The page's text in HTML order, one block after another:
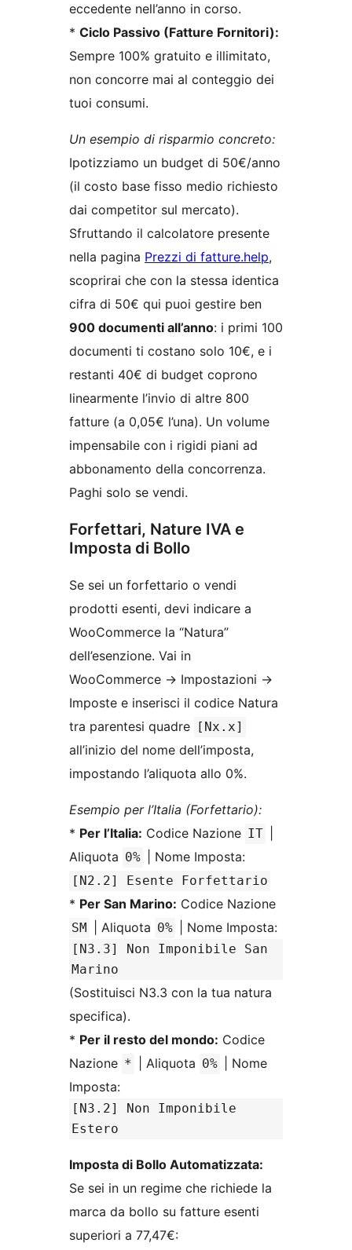
eccedente nell’anno in corso.
* Ciclo Passivo (Fatture Fornitori):
Sempre 100% gratuito e illimitato,
non concorre mai al conteggio dei
tuoi consumi.
Un esempio di risparmio concreto:
Ipotizziamo un budget di 50€/anno
(il costo base fisso medio richiesto
dai competitor sul mercato).
Sfruttando il calcolatore presente
nella pagina Prezzi di fatture.help,
scoprirai che con la stessa identica
cifra di 50€ qui puoi gestire ben
900 documenti all’anno: i primi 100
documenti ti costano solo 10€, e i
restanti 40€ di budget coprono
linearmente l’invio di altre 800
fatture (a 0,05€ l’una). Un volume
impensabile con i rigidi piani ad
abbonamento della concorrenza.
Paghi solo se vendi.
Forfettari, Nature IVA e
Imposta di Bollo
Se sei un forfettario o vendi
prodotti esenti, devi indicare a
WooCommerce la “Natura”
dell’esenzione. Vai in
WooCommerce -> Impostazioni ->
Imposte e inserisci il codice Natura
tra parentesi quadre
[Nx.x]
all’inizio del nome dell’imposta,
impostando l’aliquota allo 0%.
Esempio per l’Italia (Forfettario):
* Per l’Italia: Codice Nazione IT
Aliquota 0% | Nome Imposta:
[N2.2] Esente Forfettario
* Per San Marino: Codice Nazione
SM | Aliquota 0% | Nome Imposta:
[N3.3] Non Imponibile San
Marino
(Sostituisci N3.3 con la tua natura
specifica).
* Per il resto del mondo: Codice
Nazione * | Aliquota 0%
| Nome
Imposta:
[N3.2] Non Imponibile
Estero
Imposta di Bollo Automatizzata:
Se sei in un regime che richiede la
marca da bollo su fatture esenti
superiori a 77,47€: